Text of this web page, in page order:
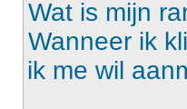
Wat is mijn
Wanneer ik
ik me wil